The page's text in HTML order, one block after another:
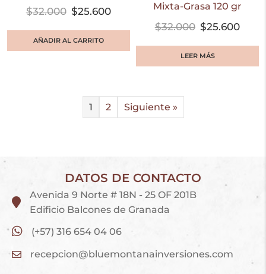
$32.000 $25.600
AÑADIR AL CARRITO
Mixta-Grasa 120 gr
$32.000 $25.600
LEER MÁS
1 2 Siguiente »
DATOS DE CONTACTO
Avenida 9 Norte # 18N - 25 OF 201B
Edificio Balcones de Granada
(+57) 316 654 04 06
recepcion@bluemontanainversiones.com